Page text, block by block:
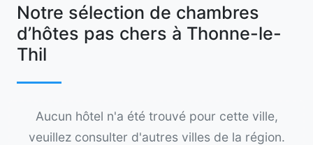
Notre sélection de chambres
d’hôtes pas chers à Thonne-le-
Thil
Aucun hôtel n'a été trouvé pour cette ville,
veuillez consulter d'autres villes de la région.